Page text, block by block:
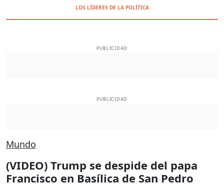
LOS LÍDERES DE LA POLÍTICA
PUBLICIDAD
PUBLICIDAD
Mundo
(VIDEO) Trump se despide del papa
Francisco en Basílica de San Pedro